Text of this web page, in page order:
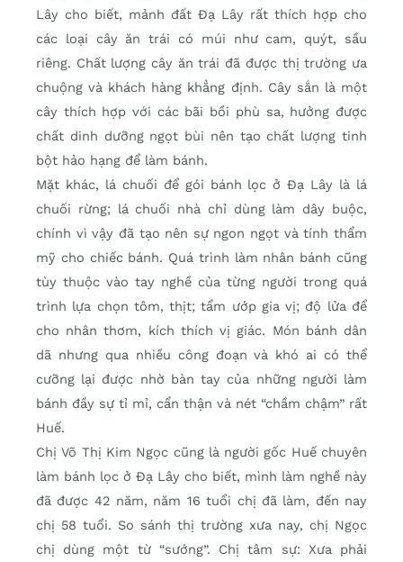
Lây cho biết, mảnh đất Đạ Lây rất thích hợp cho
các loại cây ăn trái có múi như cam, quýt, sầu
riêng. Chất lượng cây ăn trái đã được thị trường ưa
chuộng và khách hàng khẳng định. Cây sắn là một
cây thích hợp với các bãi bồi phù sa, hưởng được
chất dinh dưỡng ngọt bùi nên tạo chất lượng tinh
bột hảo hạng để làm bánh.
Mặt khác, lá chuối để gói bánh lọc ở Đạ Lây là lá
chuối rừng; lá chuối nhà chỉ dùng làm dây buộc,
chính vì vậy đã tạo nên sự ngon ngọt và tính thẩm
mỹ cho chiếc bánh. Quá trình làm nhân bánh cũng
tùy thuộc vào tay nghề của từng người trong quá
trình lựa chọn tôm, thịt; tẩm ướp gia vị; độ lửa để
cho nhân thơm, kích thích vị giác. Món bánh dân
dã nhưng qua nhiều công đoạn và khó ai có thể
cưỡng lại được nhờ bàn tay của những người làm
bánh đầy sự tỉ mỉ, cẩn thận và nét “chầm chậm” rất
Huế.
Chị Võ Thị Kim Ngọc cũng là người gốc Huế chuyên
làm bánh lọc ở Đạ Lây cho biết, mình làm nghề này
đã được 42 năm, năm 16 tuổi chị đã làm, đến nay
chị 58 tuổi. So sánh thị trường xưa nay, chị Ngọc
chị dùng một từ “sướng”. Chị tâm sự: Xưa phải